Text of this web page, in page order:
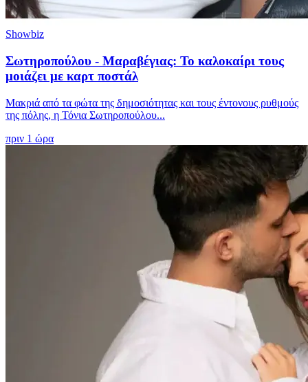
Showbiz
Σωτηροπούλου - Μαραβέγιας: Το καλοκαίρι τους
μοιάζει με καρτ ποστάλ
Μακριά από τα φώτα της δημοσιότητας και τους έντονους ρυθμούς
της πόλης, η Τόνια Σωτηροπούλου...
πριν 1 ώρα